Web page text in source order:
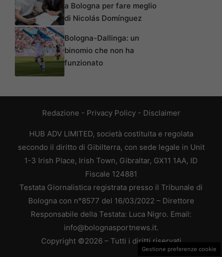
a Bologna per fare meglio
di Nicolás Domínguez
Bologna-Dallinga: un
binomio che non ha
funzionato
Redazione - Privacy Policy- Disclaimer
HUB ADV LIMITED, società costituita e regolata
secondo il diritto di Gibilterra, con sede legale in Unit
1-3 Irish Place, Irish Town, Gibraltar, GX11 1AA, ID
Fiscale 124881
Testata Giornalistica registrata presso il Tribunale di
Bologna con n°8577 del 16/03/2022 – Direttore
Responsabile della Testata: Luca Nigro. Email:
info@bolognasportnews.it.
Copyright ©2026 – Tutti i diritti riservati
Gestione preferenze cookie